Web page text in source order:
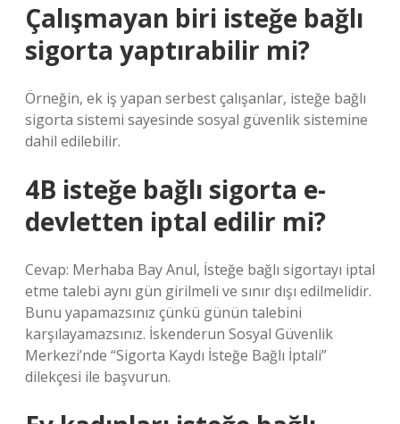
Çalışmayan biri isteğe bağlı
sigorta yaptırabilir mi?
Örneğin, ek iş yapan serbest çalışanlar, isteğe bağlı
sigorta sistemi sayesinde sosyal güvenlik sistemine
dahil edilebilir.
4B isteğe bağlı sigorta e-
devletten iptal edilir mi?
Cevap: Merhaba Bay Anul, İsteğe bağlı sigortayı iptal
etme talebi aynı gün girilmeli ve sınır dışı edilmelidir.
Bunu yapamazsınız çünkü günün talebini
karşılayamazsınız. İskenderun Sosyal Güvenlik
Merkezi’nde “Sigorta Kaydı İsteğe Bağlı İptali”
dilekçesi ile başvurun.